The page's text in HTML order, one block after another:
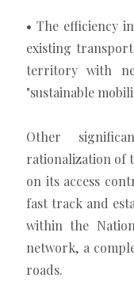
• The efficiency
existing
territory with
"sustainable
Other
rationalization of
on its access
fast track and
within the
network, a
roads.